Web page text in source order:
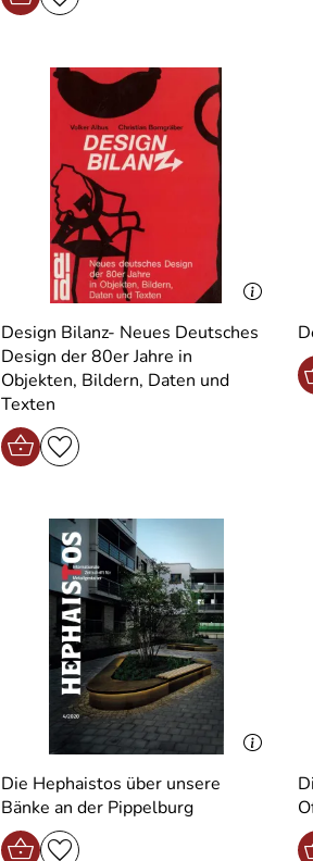
Design Bilanz- Neues Deutsches
Design der 80er Jahre in
Objekten, Bildern, Daten und
Texten
Die Hephaistos über unsere
Bänke an der Pippelburg